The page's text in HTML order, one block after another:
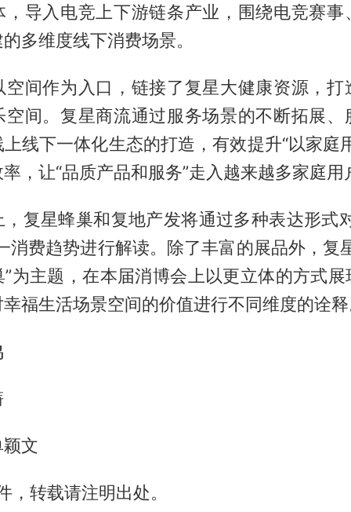
，导入电竞上下游链条产业，围绕电竞赛事
多维度线下消费场景。
空间作为入口，链接了复星大健康资源，打
空间。复星商流通过服务场景的不断拓展、
线下一体化生态的打造，有效提升“以家庭
，让“品质产品和服务”走入越来越多家庭用
复星蜂巢和复地产发将通过多种表达形式
消费趋势进行解读。除了丰富的展品外，复
为主题，在本届消博会上以更立体的方式
福生活场景空间的价值进行不同维度的诠
文
，转载请注明出处。